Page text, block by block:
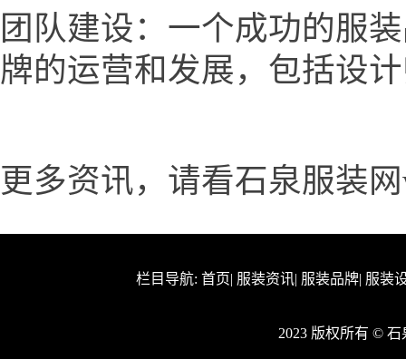
团队建设：一个成功的服
牌的运营和发展，包括设
更多资讯，请看石泉服装
栏目导航: 首页| 服装资讯| 服装品牌| 服装
2023 版权所有 ©